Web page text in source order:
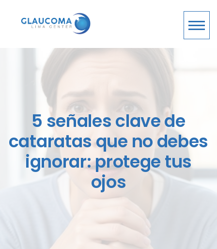
5 señales clave de
cataratas que no debes
ignorar: protege tus
ojos